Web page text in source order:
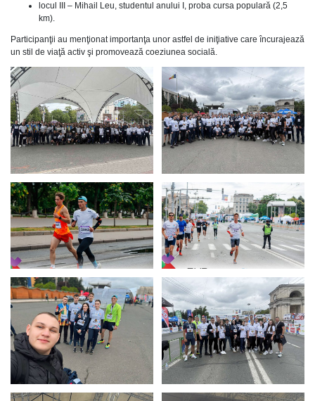
locul III – Mihail Leu, studentul anului I, proba cursa populară (2,5
km).
Participanţii au menţionat importanţa unor astfel de iniţiative care încurajează
un stil de viaţă activ şi promovează coeziunea socială.